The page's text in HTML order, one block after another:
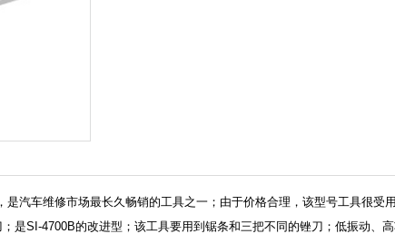
汽车维修市场最长久畅销的工具之一；由于价格合理，该型号工具很受用
是SI-4700B的改进型；该工具要用到锯条和三把不同的锉刀；低振动、高